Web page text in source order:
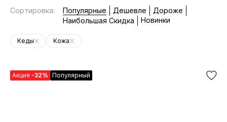
Сортировка: Популярные Дешевле
Дороже
Наибольшая Скидка
Новинки
Кеды Кожа
Акция -32% Популярный